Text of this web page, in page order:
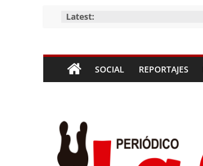
Latest:
Periódico
La
Compañía
Periódico
SOCIAL REPORTAJES